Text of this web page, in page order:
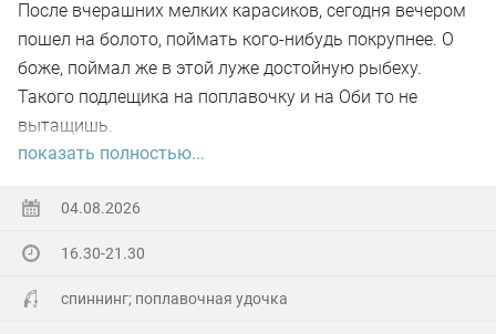
После вчерашних мелких карасиков, сегодня вечером
пошел на болото, поймать кого-нибудь покрупнее. О
боже, поймал же в этой луже достойную рыбеху.
Такого подлещика на поплавочку и на Оби то не
вытащишь.
поймал.
На заказе еще покидал спиннинг. Поймал 8 наников.
Отпустил, и пошел домой.
показать полностью...
04.08.2026
16.30-21.30
спиннинг; поплавочная удочка